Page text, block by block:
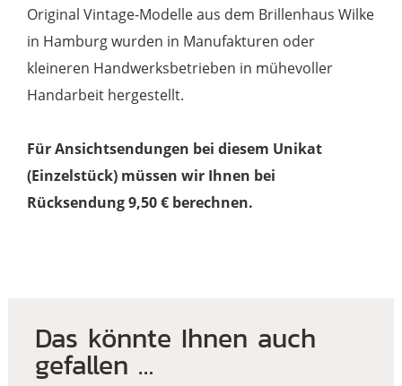
Original Vintage-Modelle aus dem Brillenhaus Wilke
in Hamburg wurden in Manufakturen oder
kleineren Handwerksbetrieben in mühevoller
Handarbeit hergestellt.
Für Ansichtsendungen bei diesem Unikat
(Einzelstück) müssen wir Ihnen bei
Rücksendung 9,50 € berechnen.
Das könnte Ihnen auch
gefallen …